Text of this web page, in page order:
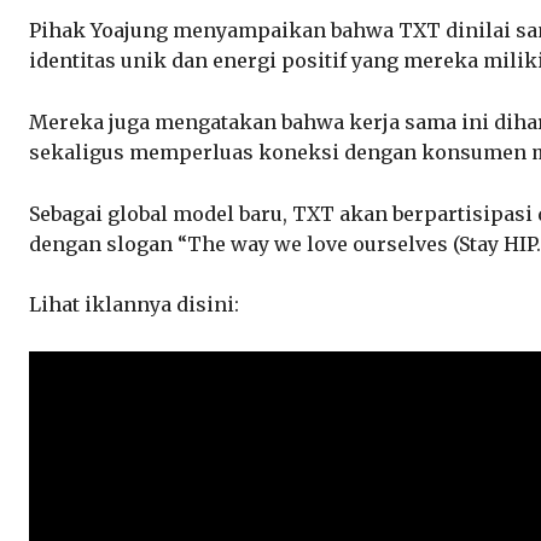
Pihak Yoajung menyampaikan bahwa TXT dinilai
identitas unik dan energi positif yang mereka
Mereka juga mengatakan bahwa kerja sama ini
sekaligus memperluas koneksi dengan konsumen
Sebagai global model baru, TXT akan
dengan slogan “The way we love ourselves (Stay
Lihat iklannya disini: